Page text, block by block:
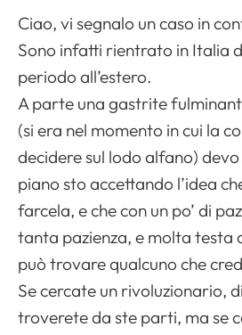
Ciao, vi segnalo un caso in
Sono infatti rientrato in Italia
periodo all’estero.
A parte una gastrite
(si era nel momento in cui la
decidere sul lodo alfano)
piano sto accettando l’idea
farcela, e che con un po’ di
tanta pazienza, e molta testa
può trovare qualcuno che
Se cercate un rivoluzionario,
troverete da ste parti, ma se